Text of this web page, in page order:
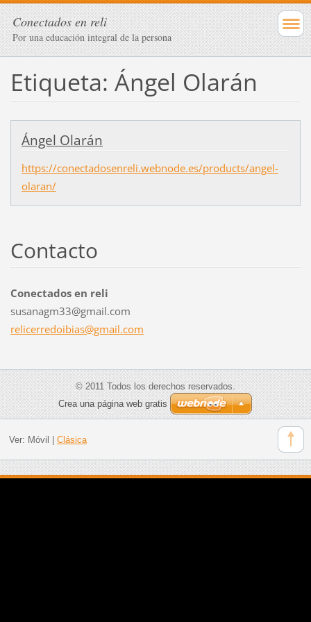
Conectados en reli
Por una educación integral de la persona
Etiqueta: Ángel Olarán
Ángel Olarán
https://conectadosenreli.webnode.es/products/angel-
olaran/
Contacto
Conectados en reli
susanagm33@gmail.com
relicerredoibias@gmail.com
© 2011 Todos los derechos reservados.
Crea una página web gratis
Ver: Móvil Clásica